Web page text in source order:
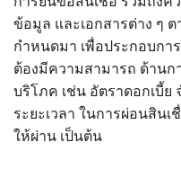
ข้อมูล และเอกสารต่าง ๆ
กำหนดมา เพื่อประกอบก
ต้องมีความสามารถ ด้านก
บริโภค เช่น อัตราดอกเบี้ย
ระยะเวลา ในการผ่อนสิน
ให้ผ่าน เป็นต้น